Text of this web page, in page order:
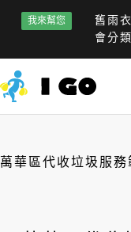
我來幫您
舊雨
會分
萬華區代收垃圾服務